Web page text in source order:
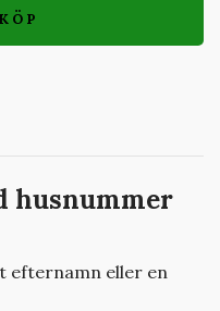
KÖP
husnummer
efternamn eller en